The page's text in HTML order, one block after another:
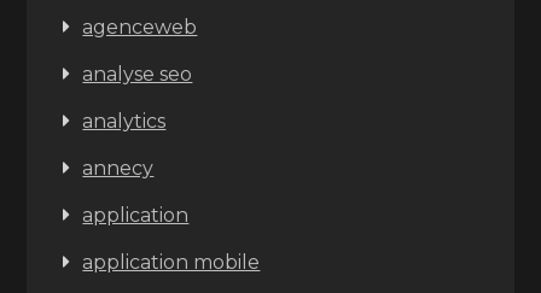
agenceweb
analyse seo
analytics
annecy
application
application mobile